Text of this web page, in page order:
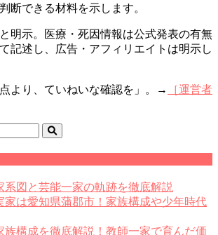
断できる材料を示します。
明示。医療・死因情報は公式発表の有無
記述し、広告・アフィリエイトは明示し
より、ていねいな確認を」。→
［運営者
系図と芸能一家の軌跡を徹底解説
家は愛知県蒲郡市！家族構成や少年時代
族構成を徹底解説！教師一家で育んだ価